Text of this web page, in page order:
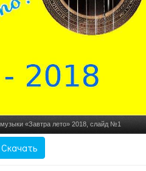
«Завтра лето» 2018, слайд №1
Скачать